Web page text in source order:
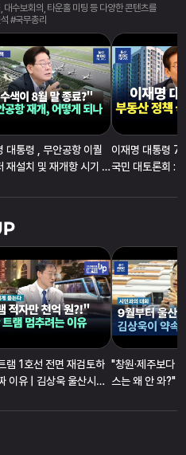
수보회의, 타운홀 미팅 등 다양한 콘텐츠를
#국무총리
대통령 , 무안공항 이퀄
재설치 및 재개항 시기 유
이재명 대통령
국민 대토론회 :
램 1호선 전면 재검토하
이유 | 김상욱 울산시장
지UP]
"창원·제주보다
스는 왜 안 와?"
스 개편안 [울산을 바꾼다! 체인